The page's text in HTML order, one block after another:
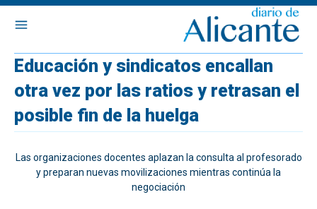
Educación y sindicatos encallan
otra vez por las ratios y retrasan el
posible fin de la huelga
Las organizaciones docentes aplazan la consulta al profesorado
y preparan nuevas movilizaciones mientras continúa la
negociación